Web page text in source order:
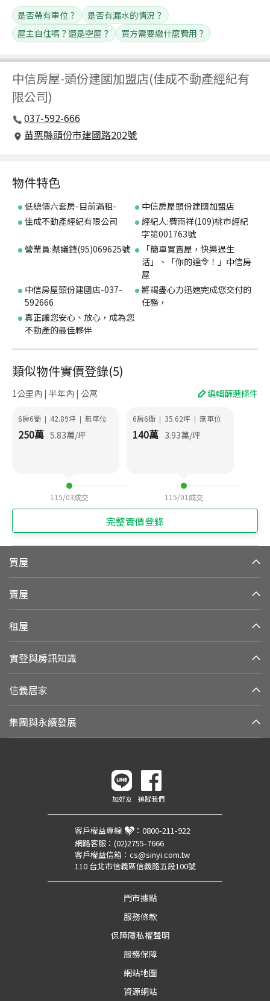
中信房屋-頭份建國加盟店(佳成不動產經紀有
限公司)
037-592-666
苗栗縣頭份市建國路202號
是否帶有車位？
是否有漏水的情況？
屋主自住嗎？還是空屋？
買方需要繳什麼費用？
物件特色
低總價六套房-目前滿租-
中信房屋頭份建國加盟店
佳成不動產經紀有限公司
經紀人:費雨祥(109)桃市經紀
字第001763號
營業員:蔡議鋒(95)069625號
「簡單買賣屋，快樂過生
活」、「你的達令！」中信房
屋
中信房屋頭份建國店-037-
592666
將竭盡心力迅速完成您交付的
任務，
真正讓您安心、放心，成為您
不動產的最佳夥伴
類似物件實價登錄(5)
1公里內 | 半年內 | 公寓 編輯篩選條件
6房6衛 | 42.89坪 | 無車位
250萬 5.83萬/坪
115/03成交
6房6衛 | 35.62坪 | 無車位
140萬 3.93萬/坪
115/01 成交
完整實價登錄
買屋
賣屋
租屋
實登與房訊知識
信義居家
集團與永續發展
加好友 追蹤我們
客戶權益專線 ： 0800-211-922
網路客服： (02)2755-7666
客戶權益信箱： cs@sinyi.com.tw
110 台北市信義區信義路五段100號
門市據點
服務條款
保障隱私權聲明
服務保障
網站地圖
資源網站